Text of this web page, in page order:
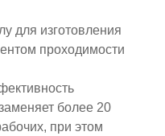
для изготовления
проходимости
более 20
при этом